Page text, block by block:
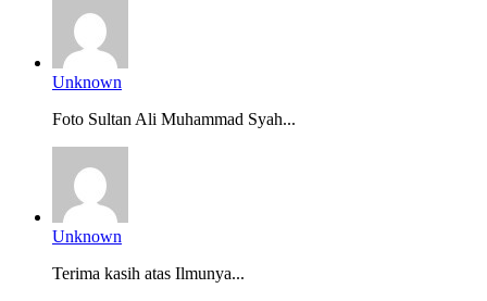
Unknown
Foto Sultan Ali Muhammad Syah...
Unknown
Terima kasih atas Ilmunya...